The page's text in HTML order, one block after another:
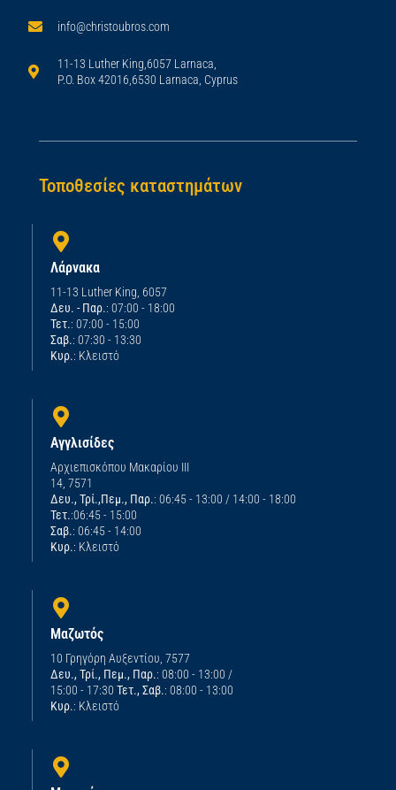
info@christoubros.com
11-13 Luther King,6057 Larnaca,
P.O. Box 42016,6530 Larnaca, Cyprus
Τοποθεσίες καταστημάτων
Λάρνακα
11-13 Luther King, 6057
Δευ. - Παρ.: 07:00 - 18:00
Τετ.: 07:00 - 15:00
Σαβ.: 07:30 - 13:30
Κυρ.: Κλειστό
Αγγλισίδες
Αρχιεπισκόπου Μακαρίου ΙΙΙ
14, 7571
Δευ., Τρί.,Πεμ., Παρ.: 06:45 - 13:00 / 14:00 - 18:00
Τετ.:06:45 - 15:00
Σαβ.: 06:45 - 14:00
Κυρ.: Κλειστό
Μαζωτός
10 Γρηγόρη Αυξεντίου, 7577
Δευ., Τρί., Πεμ., Παρ.: 08:00 - 13:00 /
15:00 - 17:30 Τετ., Σαβ.: 08:00 - 13:00
Κυρ.: Κλειστό